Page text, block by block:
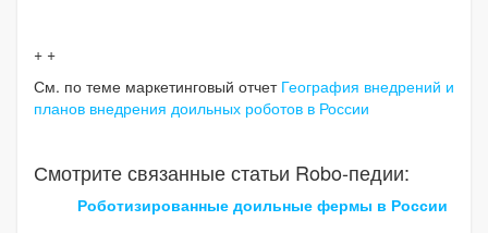
+ +
См. по теме маркетинговый отчет География внедрений и
планов внедрения доильных роботов в России
Смотрите связанные статьи Robo-педии:
Роботизированные доильные фермы в России